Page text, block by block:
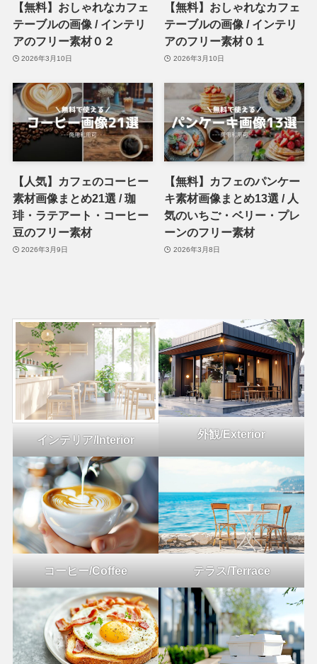
【無料】おしゃれなカフェ
テーブルの画像 / インテリ
アのフリー素材０２
2026年3月10日
【無料】おしゃれなカフェ
テーブルの画像 / インテリ
アのフリー素材０１
2026年3月10日
【人気】カフェのコーヒー
素材画像まとめ21選 / 珈
琲・ラテアート・コーヒー
豆のフリー素材
2026年3月9日
【無料】カフェのパンケー
キ素材画像まとめ13選 / 人
気のいちご・ベリー・プレ
ーンのフリー素材
2026年3月8日
インテリア/Interior 外観/Exterior
コーヒー/Coffee テラス/Terrace